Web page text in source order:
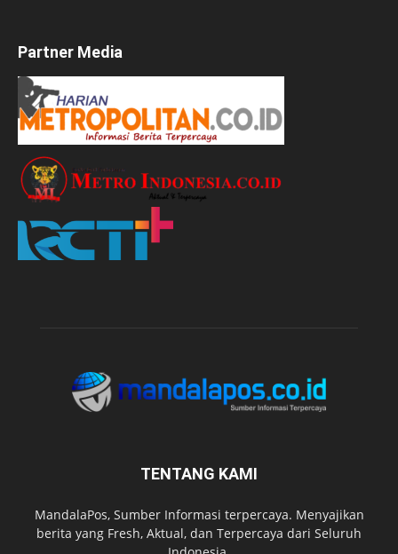
Partner Media
TENTANG KAMI
MandalaPos, Sumber Informasi terpercaya. Menyajikan
berita yang Fresh, Aktual, dan Terpercaya dari Seluruh